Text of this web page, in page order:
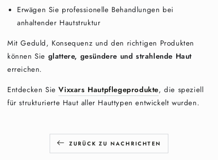
Erwägen Sie professionelle Behandlungen bei
anhaltender Hautstruktur
Mit Geduld, Konsequenz und den richtigen Produkten
können Sie glattere, gesündere und strahlende Haut
erreichen.
Entdecken SieVixxars Hautpflegeprodukte, die speziell
für strukturierte Haut aller Hauttypen entwickelt wurden.
ZURÜCK ZU NACHRICHTEN